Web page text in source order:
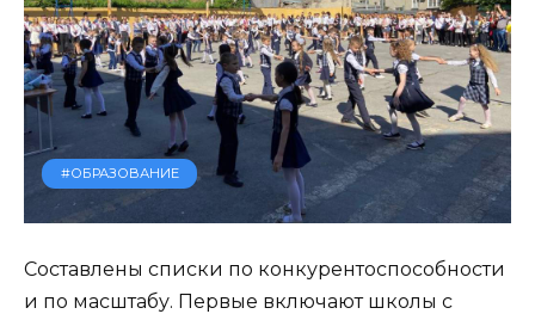
#ОБРАЗОВАНИЕ
Составлены списки по конкурентоспособности
и по масштабу. Первые включают школы с